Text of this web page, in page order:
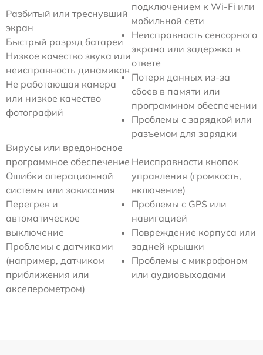
Разбитый или треснувший
экран
Быстрый разряд батареи
Низкое качество звука или
неисправность динамиков
Не работающая камера
или низкое качество
фотографий
подключением к Wi-Fi или
мобильной сети
Неисправность сенсорного
экрана или задержка в
ответе
Потеря данных из-за
сбоев в памяти или
программном обеспечении
Проблемы с зарядкой или
разъемом для зарядки
Вирусы или вредоносное
программное обеспечение
Ошибки операционной
системы или зависания
Перегрев и
автоматическое
выключение
Проблемы с датчиками
(например, датчиком
приближения или
акселерометром)
Неисправности кнопок
управления (громкость,
включение)
Проблемы с GPS или
навигацией
Повреждение корпуса или
задней крышки
Проблемы с микрофоном
или аудиовыходами